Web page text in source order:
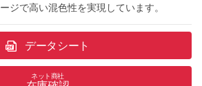
ジで高い混色性を実現しています。
データシート
ネット商社